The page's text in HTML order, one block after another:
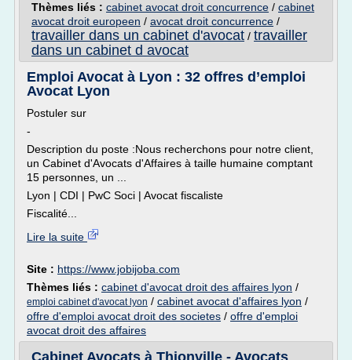
Thèmes liés : cabinet avocat droit concurrence / cabinet
avocat droit europeen / avocat droit concurrence /
travailler dans un cabinet d'avocat / travailler
dans un cabinet d avocat
Emploi Avocat à Lyon : 32 offres d’emploi
Avocat Lyon
Postuler sur
-
Description du poste :Nous recherchons pour notre client,
un Cabinet d'Avocats d'Affaires à taille humaine comptant
15 personnes, un ...
Lyon | CDI | PwC Soci | Avocat fiscaliste
Fiscalité...
Lire la suite
Site : https://www.jobijoba.com
Thèmes liés : cabinet d'avocat droit des affaires lyon /
emploi cabinet d'avocat lyon / cabinet avocat d'affaires lyon /
offre d'emploi avocat droit des societes / offre d'emploi
avocat droit des affaires
Cabinet Avocats à Thionville - Avocats